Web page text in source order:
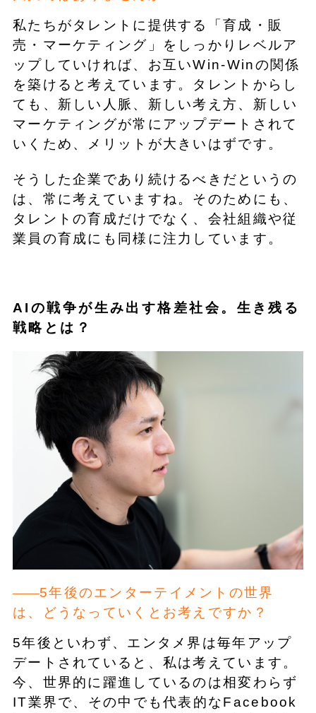
私たちがタレントに提供する「育成・販
売・マーケティング」をしっかりレベルア
ップしていければ、お互いWin-Winの関係
を築けると考えています。タレントからし
ても、新しい人脈、新しい考え方、新しい
マーケティングが常にアップデートされて
いくため、メリットが大きいはずです。
そうした企業であり続けるべきだというの
は、常に考えていますね。そのためにも、
タレントの育成だけでなく、会社組織や従
業員の育成にも同様に注力しています。
AIの戦争が生み出す格差社会。生き残る
戦略とは？
5年後のエンターテイメントの世界
は、どうなっていくとお考えですか？
5年後といわず、エンタメ界は毎年アップ
デートされていると、私は考えています。
今、世界的に躍進しているのは相変わらず
IT業界で、その中でも代表的なFacebook